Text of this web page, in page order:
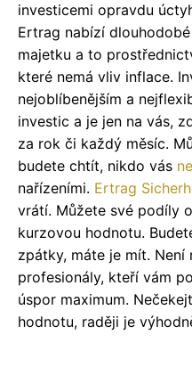
investicemi opravdu
Ertrag nabízí
majetku a to
které nemá vliv inflace.
nejoblíbenějším a
investic a je jen na vás,
za rok či každý měsíc.
budete chtít, nikdo vás
nařízeními. Ertrag
vrátí. Můžete své podíly
kurzovou hodnotu.
zpátky, máte je mít.
profesionály, kteří vám
úspor maximum.
hodnotu, raději je